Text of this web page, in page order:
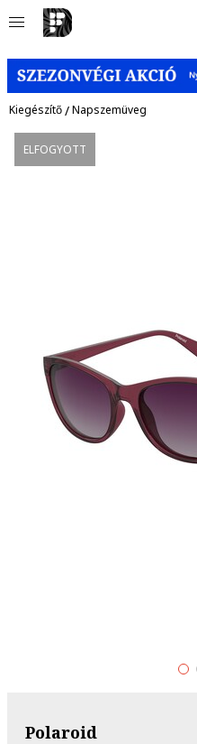
Kiegészítő/Napszemüveg
ELFOGYOTT
Polaroid